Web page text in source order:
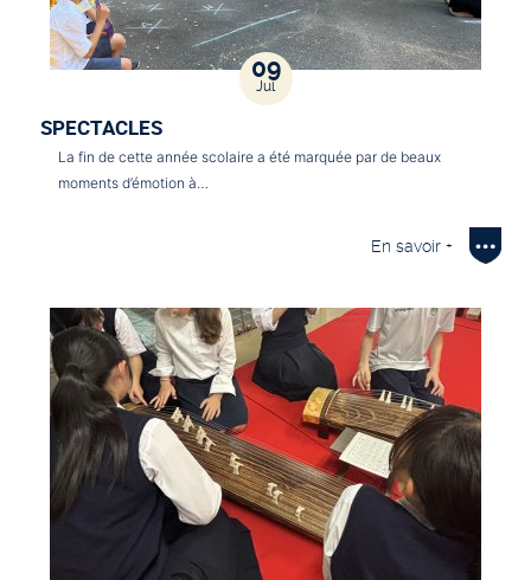
09
Jul
SPECTACLES
La fin de cette année scolaire a été marquée par de beaux
moments d’émotion à…
En savoir +